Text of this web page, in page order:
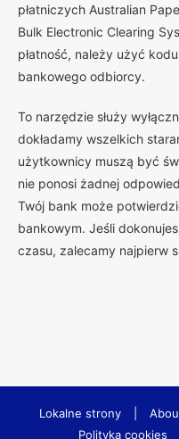
płatniczych Australian
Bulk Electronic Clearing
płatność, należy użyć
bankowego odbiorcy.
To narzędzie służy
dokładamy wszelkich
użytkownicy muszą być
nie ponosi żadnej
Twój bank może
bankowym. Jeśli
czasu, zalecamy najpierw
Lokalne strony
Polityka cookies